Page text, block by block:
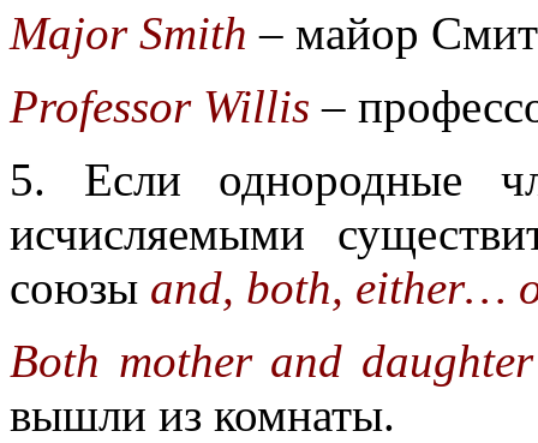
Major Smith – майор Смит
Professor Willis –
5. Если однородные
исчисляемыми
союзы and, both, either…
Both mother and
вышли из комнаты.